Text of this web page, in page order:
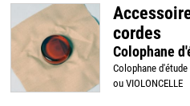
cordes
Colophane
Colophane d'étude
ou VIOLONCELLE